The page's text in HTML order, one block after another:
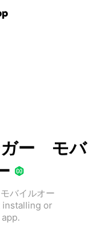
ガー モバ
バイルオー
installing or